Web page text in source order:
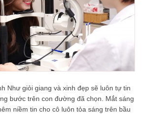
Như giỏi giang và xinh đẹp sẽ luôn tự tin
bước trên con đường đã chọn. Mắt sáng
niềm tin cho cô luôn tỏa sáng trên bầu